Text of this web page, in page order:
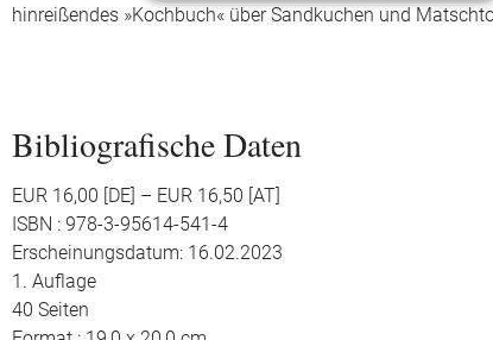
hinreißendes »Kochbuch« über Sandkuchen und
Bibliografische Daten
EUR 16,00 [DE] – EUR 16,50 [AT]
ISBN : 978-3-95614-541-4
Erscheinungsdatum: 16.02.2023
1. Auflage
40 Seiten